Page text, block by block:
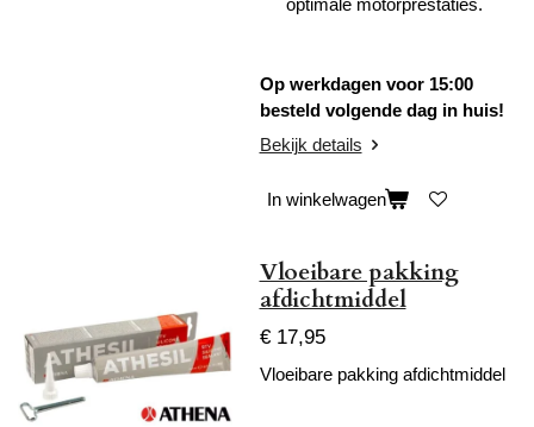
optimale motorprestaties.
Op werkdagen voor 15:00
besteld volgende dag in huis!
Bekijk details
In winkelwagen
Vloeibare pakking
afdichtmiddel
€ 17,95
Vloeibare pakking afdichtmiddel